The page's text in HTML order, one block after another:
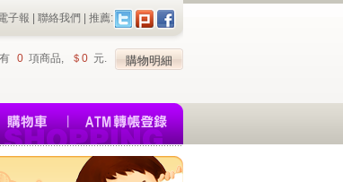
子報 聯絡我們 | 推薦:
0 項商品, ＄0 元.